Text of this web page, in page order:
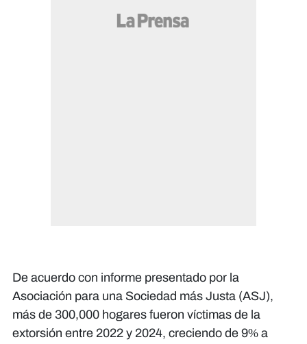
De acuerdo con informe presentado por la
Asociación para una Sociedad más Justa (ASJ),
más de 300,000 hogares fueron víctimas de la
extorsión entre 2022 y 2024, creciendo de 9% a